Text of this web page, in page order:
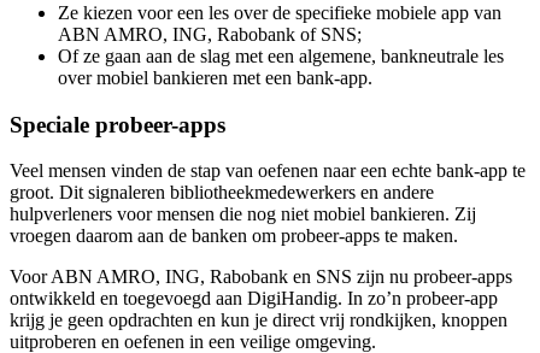
Ze kiezen voor een les over de specifieke mobiele app van
ABN AMRO, ING, Rabobank of SNS;
Of ze gaan aan de slag met een algemene, bankneutrale les
over mobiel bankieren met een bank-app.
Speciale probeer-apps
Veel mensen vinden de stap van oefenen naar een echte bank-app te
groot. Dit signaleren bibliotheekmedewerkers en andere
hulpverleners voor mensen die nog niet mobiel bankieren. Zij
vroegen daarom aan de banken om probeer-apps te maken.
Voor ABN AMRO, ING, Rabobank en SNS zijn nu probeer-apps
ontwikkeld en toegevoegd aan DigiHandig. In zo’n probeer-app
krijg je geen opdrachten en kun je direct vrij rondkijken, knoppen
uitproberen en oefenen in een veilige omgeving.